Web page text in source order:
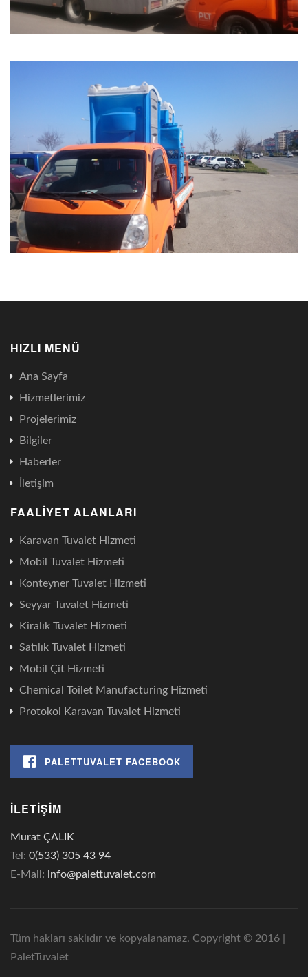
HIZLI MENÜ
Ana Sayfa
Hizmetlerimiz
Projelerimiz
Bilgiler
Haberler
İletişim
FAALIYET ALANLARI
Karavan Tuvalet Hizmeti
Mobil Tuvalet Hizmeti
Konteyner Tuvalet Hizmeti
Seyyar Tuvalet Hizmeti
Kiralık Tuvalet Hizmeti
Satılık Tuvalet Hizmeti
Mobil Çit Hizmeti
Chemical Toilet Manufacturing Hizmeti
Protokol Karavan Tuvalet Hizmeti
PALETTUVALET FACEBOOK
İLETIŞIM
Murat ÇALIK
Tel: 0(533) 305 43 94
E-Mail: info@palettuvalet.com
Tüm hakları saklıdır ve kopyalanamaz. Copyright © 2016 |
PaletTuvalet